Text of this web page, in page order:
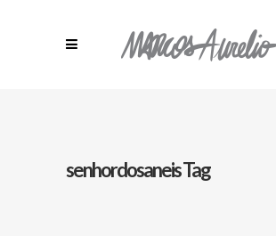
senhordosaneis Tag